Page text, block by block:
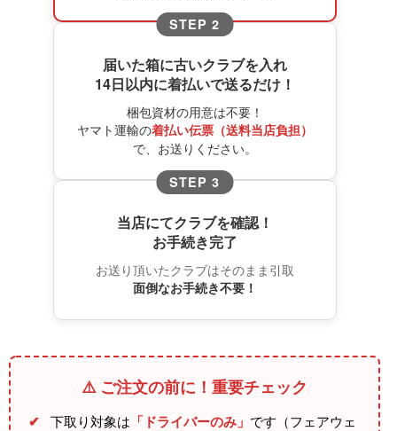
STEP 2
届いた箱に古いクラブを入れ
14日以内に着払いで送るだけ！
梱包資材の用意は不要！
ヤマト運輸の着払い伝票（送料当店負担）
で、お送りください。
STEP 3
当店にてクラブを確認！
お手続き完了
お送り頂いたクラブはそのまま引取
面倒なお手続き不要！
⚠️ ご注文の前に！重要チェック
✔ 下取り対象は 「ドライバーのみ」 です（フェアウェ